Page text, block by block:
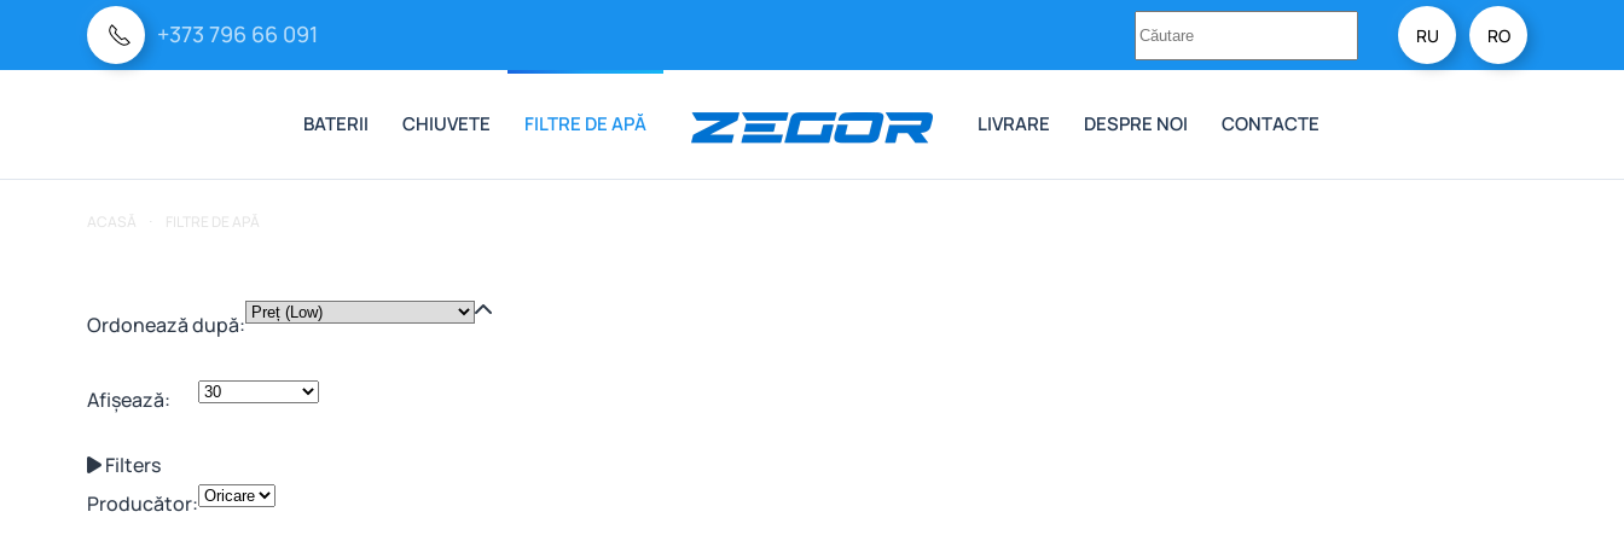
Skip to main content
+373 796 66 091 RU RO
BATERII CHIUVETE FILTRE DE APĂ LIVRARE DESPRE NOI CONTACTE
ACASĂ FILTRE DE APĂ
Ordonează după:
Afișează:
Filters
Producător: